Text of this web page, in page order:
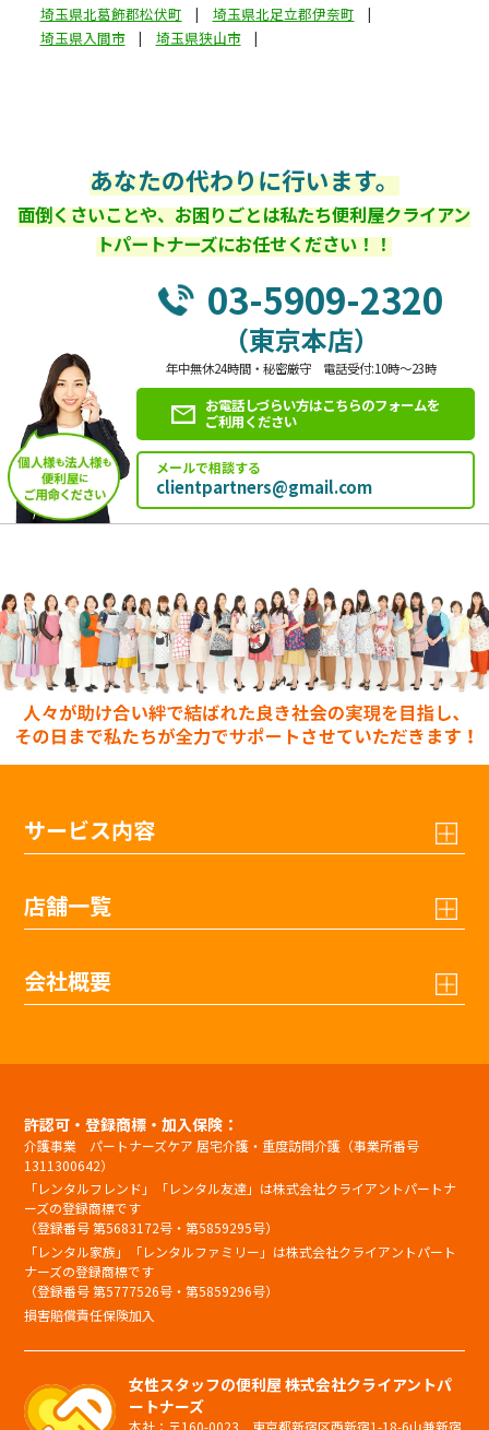
埼玉県北葛飾郡松伏町
埼玉県北足立郡伊奈町
埼玉県入間市
埼玉県狭山市
あなたの代わりに行います。
面倒くさいことや、お困りごとは私たち便利屋クライアン
トパートナーズにお任せください！！
03-5909-2320
（東京本店）
年中無休24時間・秘密厳守 電話受付:10時～23時
お電話しづらい方はこちらのフォームを
ご利用ください
メールで相談する
clientpartners@gmail.com
サービス内容
店舗一覧
会社概要
許認可・登録商標・加入保険：
介護事業 パートナーズケア 居宅介護・重度訪問介護（事業所番号
1311300642）
「レンタルフレンド」「レンタル友達」は株式会社クライアントパートナ
ーズの登録商標です
（登録番号 第5683172号・第5859295号）
「レンタル家族」「レンタルファミリー」は株式会社クライアントパート
ナーズの登録商標です
（登録番号 第5777526号・第5859296号）
損害賠償責任保険加入
女性スタッフの便利屋 株式会社クライアントパ
ートナーズ